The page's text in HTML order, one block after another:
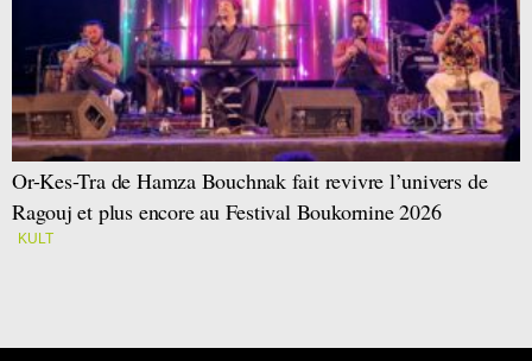
Or-Kes-Tra de Hamza Bouchnak fait revivre l’univers de
Ragouj et plus encore au Festival Boukornine 2026
KULT